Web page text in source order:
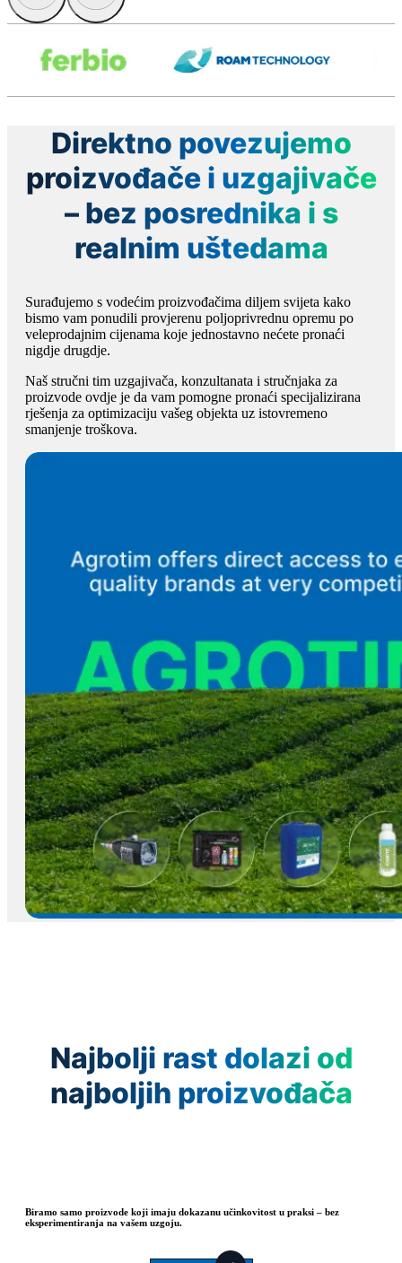
Direktno povezujemo
proizvođače i uzgajivače
– bez posrednika i s
realnim uštedama
Surađujemo s vodećim proizvođačima diljem svijeta kako
bismo vam ponudili provjerenu poljoprivrednu opremu po
veleprodajnim cijenama koje jednostavno nećete pronaći
nigdje drugdje.
Naš stručni tim uzgajivača, konzultanata i stručnjaka za
proizvode ovdje je da vam pomogne pronaći specijalizirana
rješenja za optimizaciju vašeg objekta uz istovremeno
smanjenje troškova.
Najbolji rast dolazi od
najboljih proizvođača
Biramo samo proizvode koji imaju dokazanu učinkovitost u praksi – bez
eksperimentiranja na vašem uzgoju.